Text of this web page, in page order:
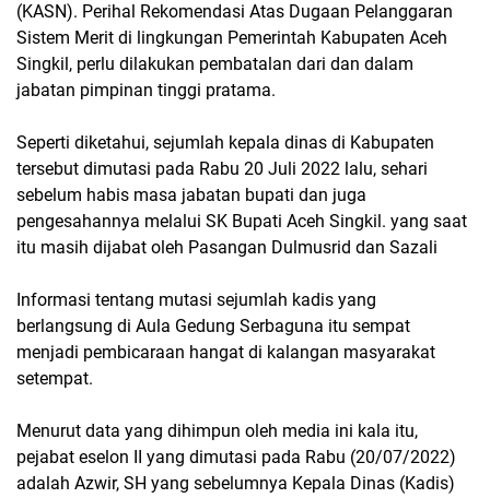
(KASN). Perihal Rekomendasi Atas Dugaan Pelanggaran
Sistem Merit di lingkungan Pemerintah Kabupaten Aceh
Singkil, perlu dilakukan pembatalan dari dan dalam
jabatan pimpinan tinggi pratama.
Seperti diketahui, sejumlah kepala dinas di Kabupaten
tersebut dimutasi pada Rabu 20 Juli 2022 lalu, sehari
sebelum habis masa jabatan bupati dan juga
pengesahannya melalui SK Bupati Aceh Singkil. yang saat
itu masih dijabat oleh Pasangan Dulmusrid dan Sazali
Informasi tentang mutasi sejumlah kadis yang
berlangsung di Aula Gedung Serbaguna itu sempat
menjadi pembicaraan hangat di kalangan masyarakat
setempat.
Menurut data yang dihimpun oleh media ini kala itu,
pejabat eselon II yang dimutasi pada Rabu (20/07/2022)
adalah Azwir, SH yang sebelumnya Kepala Dinas (Kadis)